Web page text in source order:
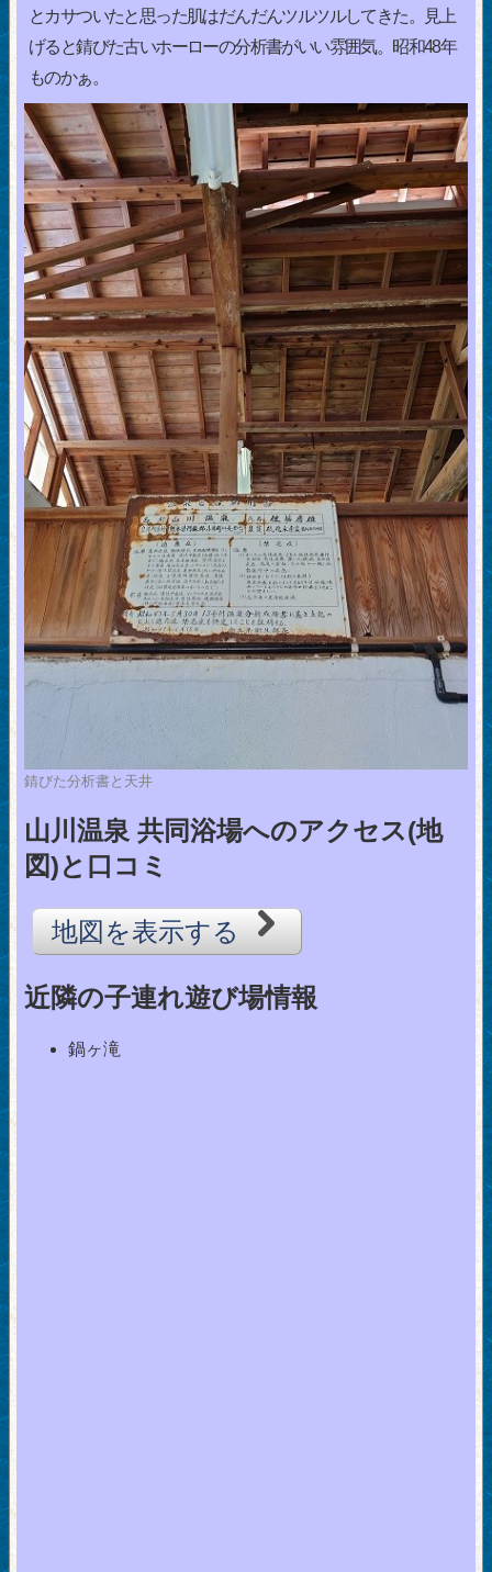
とカサついたと思った肌はだんだんツルツルしてきた。見上
げると錆びた古いホーローの分析書がいい雰囲気。昭和48年
ものかぁ。
錆びた分析書と天井
山川温泉 共同浴場へのアクセス(地
図)と口コミ
地図を表示する
近隣の子連れ遊び場情報
鍋ヶ滝